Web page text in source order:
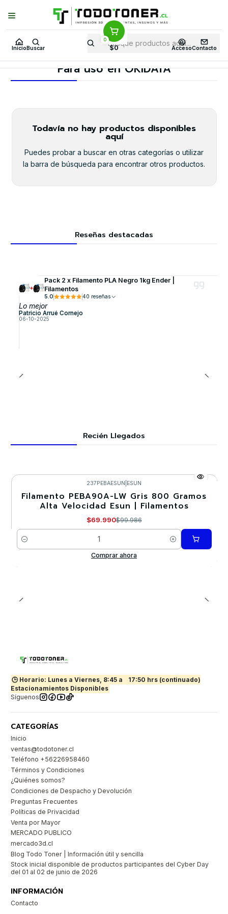
Inicio Buscar
0
$0 AccesoContacto
Puedes Elegir: Comprar enTienda· Despachoa Todo Chile · Retiro en
Tienda en24 Horas
Inicio Todo etiquetas CINTAS Y ETIQUETAS
Para uso en OKIDATA
Para uso en OKIDATA
Todavía no hay productos disponibles
aquí
Puedes probar a buscar en otras categorías o utilizar
la barra de búsqueda para encontrar otros productos.
Reseñas destacadas
Pack 2 x Filamento PLA Negro 1kg Ender |
Filamentos
5.0 40 reseñas
Lo mejor
Patricio Arrué Cornejo
06-10-2025
Recién Llegados
-30%
237PEBAESUN ESUN
Filamento PEBA90A-LW Gris 800 Gramos
Alta Velocidad Esun | Filamentos
$69.990$99.986
Cantidad
Comprar ahora
🕒 Horario: Lunes a Viernes, 8:45 a
17:50 hrs (continuado)
Estacionamientos Disponibles
Síguenos
CATEGORÍAS
Inicio
ventas@todotoner.cl
Teléfono +56226958460
Términos y Condiciones
¿Quiénes somos?
Condiciones de Despacho y Devolución
Preguntas Frecuentes
Políticas de Privacidad
Venta por Mayor
MERCADO PUBLICO
mercado3d.cl
Blog Todo Toner | Información útil y sencilla
Stock inicial disponible de productos participantes del Cyber Day
del 01 al 02 de junio de 2026
INFORMACIÓN
Contacto